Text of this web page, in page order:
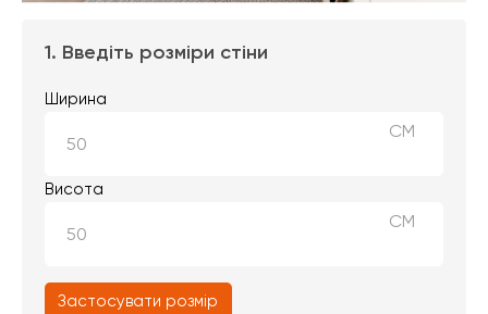
1. Введіть розміри стіни
Ширина
СМ
Висота
СМ
Застосувати розмір